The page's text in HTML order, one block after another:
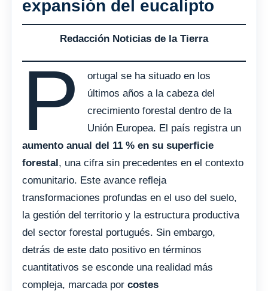
expansión del eucalipto
Redacción Noticias de la Tierra
P
ortugal se ha situado en los
últimos años a la cabeza del
crecimiento forestal dentro de la
Unión Europea. El país registra un
aumento anual del 11 % en su superficie
forestal, una cifra sin precedentes en el contexto
comunitario. Este avance refleja
transformaciones profundas en el uso del suelo,
la gestión del territorio y la estructura productiva
del sector forestal portugués. Sin embargo,
detrás de este dato positivo en términos
cuantitativos se esconde una realidad más
compleja, marcada por costes